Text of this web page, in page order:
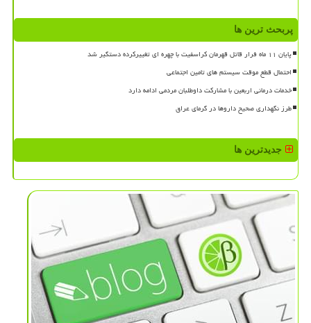
پربحث ترین ها
پایان ۱۱ ماه فرار قاتل قهرمان کراسفیت با چهره ای تغییرکرده دستگیر شد
احتمال قطع موقت سیستم های تامین اجتماعی
خدمات درمانی اربعین با مشارکت داوطلبان مردمی ادامه دارد
طرز نگهداری صحیح داروها در گرمای عراق
جدیدترین ها